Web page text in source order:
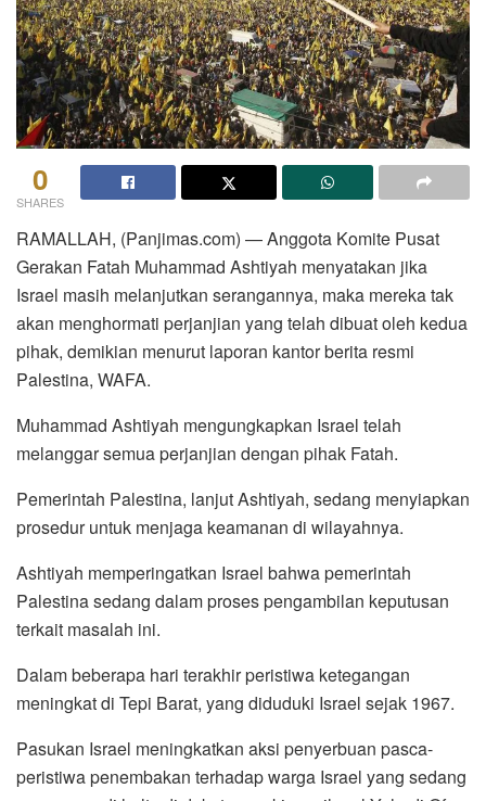
0
SHARES
RAMALLAH, (Panjimas.com) — Anggota Komite Pusat
Gerakan Fatah Muhammad Ashtiyah menyatakan jika
Israel masih melanjutkan serangannya, maka mereka tak
akan menghormati perjanjian yang telah dibuat oleh kedua
pihak, demikian menurut laporan kantor berita resmi
Palestina, WAFA.
Muhammad Ashtiyah mengungkapkan Israel telah
melanggar semua perjanjian dengan pihak Fatah.
Pemerintah Palestina, lanjut Ashtiyah, sedang menyiapkan
prosedur untuk menjaga keamanan di wilayahnya.
Ashtiyah memperingatkan Israel bahwa pemerintah
Palestina sedang dalam proses pengambilan keputusan
terkait masalah ini.
Dalam beberapa hari terakhir peristiwa ketegangan
meningkat di Tepi Barat, yang diduduki Israel sejak 1967.
Pasukan Israel meningkatkan aksi penyerbuan pasca-
peristiwa penembakan terhadap warga Israel yang sedang